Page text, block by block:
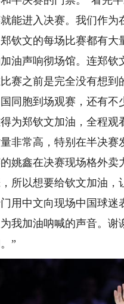
能进入决赛。我们作为
文的每场比赛都有大
油声响彻场馆。连郑
赛之前是完全没有想到
胞到场观赛，还有不
为郑钦文加油，全程
非常高，特别在半决赛
鑫在决赛现场格外卖
所以想要给钦文加油，
中文向现场中国球迷
我加油呐喊的声音。
”